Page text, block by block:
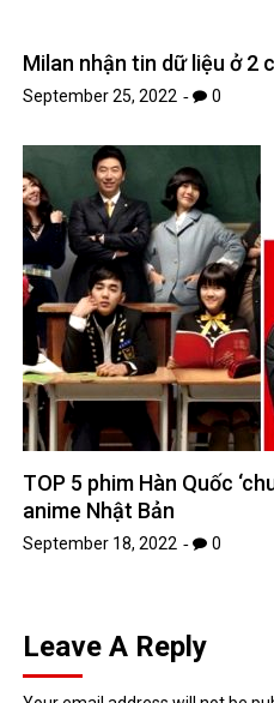
Milan nhận tin dữ liệu ở 2
September 25, 2022 0
TOP 5 phim Hàn Quốc
anime Nhật Bản
September 18, 2022 0
Leave A Reply